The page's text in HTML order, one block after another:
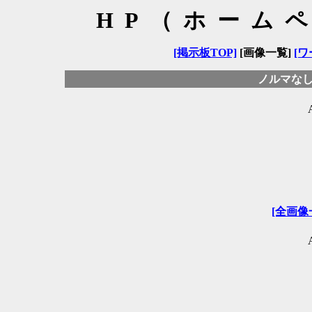
HP（ホーム
[掲示板TOP][画像一覧] [ワ
ノルマな
[全画像